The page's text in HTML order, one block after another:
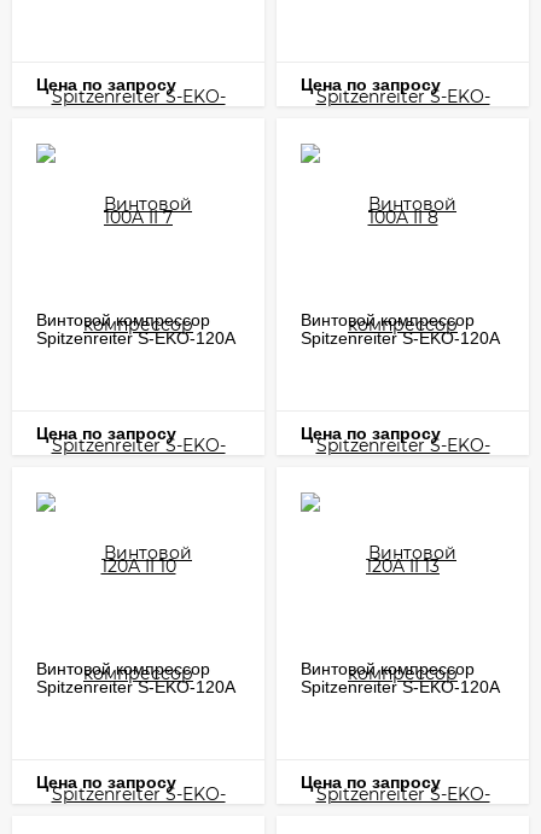
Цена по запросу Цена по запросу
Винтовой компрессор
Spitzenreiter S-EKO-120A
Цена по запросу
Винтовой компрессор
Spitzenreiter S-EKO-120A
Цена по запросу
Винтовой компрессор
Spitzenreiter S-EKO-120A
Цена по запросу
Винтовой компрессор
Spitzenreiter S-EKO-120A
Цена по запросу